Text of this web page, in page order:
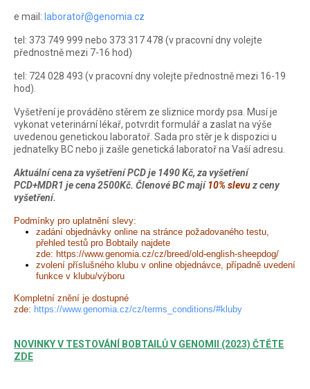
e mail: laboratoř@genomia.cz
tel: 373 749 999 nebo 373 317 478 (v pracovní dny volejte
přednostně mezi 7-16 hod)
tel: 724 028 493 (v pracovní dny volejte přednostně mezi 16-19
hod).
Vyšetření je prováděno stěrem ze sliznice mordy psa. Musí je
vykonat veterinární lékař, potvrdit formulář a zaslat na výše
uvedenou genetickou laboratoř. Sada pro stěr je k dispozici u
jednatelky BC nebo ji zašle genetická laboratoř na Vaší adresu.
Aktuální cena za vyšetření PCD je 1490 Kč, za vyšetření
PCD+MDR1 je cena 2500Kč. Členové BC mají10% slevuz ceny
vyšetření.
Podmínky pro uplatnění slevy:
zadání objednávky online na stránce požadovaného testu,
přehled testů pro Bobtaily najdete
zde: https://www.genomia.cz/cz/breed/old-english-sheepdog/
zvolení příslušného klubu v online objednávce, případně uvedení
funkce v klubu/výboru
Kompletní znění je dostupné
zde: https://www.genomia.cz/cz/terms_conditions/#kluby
NOVINKY V TESTOVÁNÍ BOBTAILŮ V GENOMII (2023) ČTĚTE
ZDE